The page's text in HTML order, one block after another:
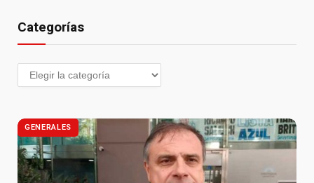
Categorías
GENERALES